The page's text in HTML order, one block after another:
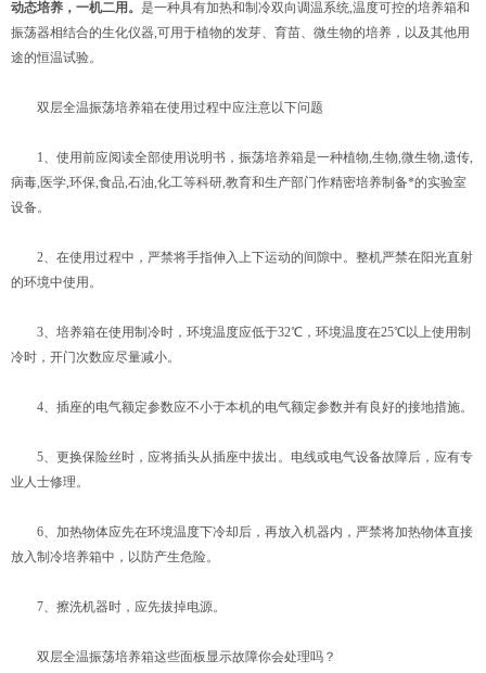
动态培养，一机二用。 是一种具有加热和制冷双向调温系统,温度可控的培养箱和
振荡器相结合的生化仪器,可用于植物的发芽、育苗、微生物的培养，以及其他用
途的恒温试验。
双层全温振荡培养箱在使用过程中应注意以下问题
1、使用前应阅读全部使用说明书，振荡培养箱是一种植物,生物,微生物,遗传,
病毒,医学,环保,食品,石油,化工等科研,教育和生产部门作精密培养制备*的实验室
设备。
2、在使用过程中，严禁将手指伸入上下运动的间隙中。整机严禁在阳光直射
的环境中使用。
3、培养箱在使用制冷时，环境温度应低于32℃，环境温度在25℃以上使用制
冷时，开门次数应尽量减小。
4、插座的电气额定参数应不小于本机的电气额定参数并有良好的接地措施。
5、更换保险丝时，应将插头从插座中拔出。电线或电气设备故障后，应有专
业人士修理。
6、加热物体应先在环境温度下冷却后，再放入机器内，严禁将加热物体直接
放入制冷培养箱中，以防产生危险。
7、擦洗机器时，应先拔掉电源。
双层全温振荡培养箱这些面板显示故障你会处理吗？